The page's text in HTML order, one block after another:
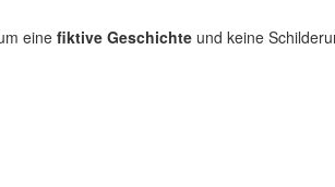
eine fiktive Geschichte und keine